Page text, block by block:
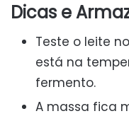
Dicas e
Teste o leite
está na
fermento.
A massa fica